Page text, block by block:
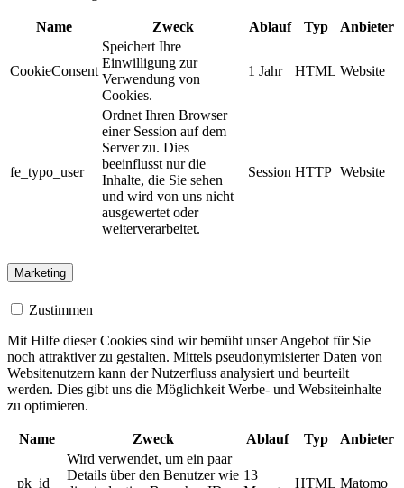
Name Zweck Ablauf Typ Anbieter
CookieConsent
Speichert Ihre
Einwilligung zur
Verwendung von
Cookies.
1 Jahr HTML Website
fe_typo_user
Ordnet Ihren Browser
einer Session auf dem
Server zu. Dies
beeinflusst nur die
Inhalte, die Sie sehen
und wird von uns nicht
ausgewertet oder
weiterverarbeitet.
Session HTTP Website
Marketing
Zustimmen
Mit Hilfe dieser Cookies sind wir bemüht unser Angebot für Sie
noch attraktiver zu gestalten. Mittels pseudonymisierter Daten von
Websitenutzern kann der Nutzerfluss analysiert und beurteilt
werden. Dies gibt uns die Möglichkeit Werbe- und Websiteinhalte
zu optimieren.
Name Zweck Ablauf Typ Anbieter
_pk_id
Wird verwendet, um ein paar
Details über den Benutzer wie 13
HTML Matomo